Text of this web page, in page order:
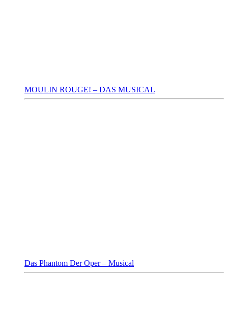
MOULIN ROUGE! – DAS MUSICAL
Das Phantom Der Oper – Musical